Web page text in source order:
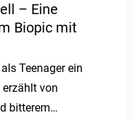
– Eine
Biopic mit
Teenager ein
von
bitterem